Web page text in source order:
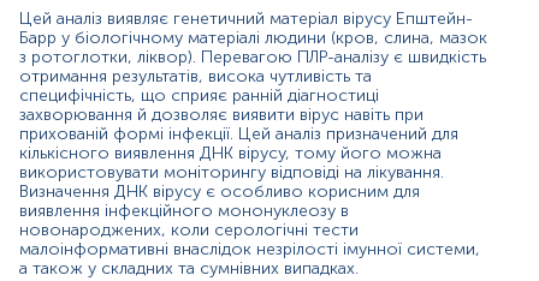
Причини підвищення рівня:
первинне інфікування вірусом Епштейн - Барр;
реактивація інфекції, спричиненої вірусом
Епштейн – Барр.
Причини зниження рівня:
відсутність інфікування вірусом Епштейн – Барр;
низька концентрація вірусу Епштейн – Барр у
зразку слини (інкубаційний період).
Цей аналіз виявляє генетичний матеріал вірусу Епштейн-
Барр у біологічному матеріалі людини (кров, слина, мазок
з ротоглотки, ліквор). Перевагою ПЛР-аналізу є швидкість
отримання результатів, висока чутливість та
специфічність, що сприяє ранній діагностиці
захворювання й дозволяє виявити вірус навіть при
прихованій формі інфекції. Цей аналіз призначений для
кількісного виявлення ДНК вірусу, тому його можна
використовувати моніторингу відповіді на лікування.
Визначення ДНК вірусу є особливо корисним для
виявлення інфекційного мононуклеозу в
новонароджених, коли серологічні тести
малоінформативні внаслідок незрілості імунної системи,
а також у складних та сумнівних випадках.